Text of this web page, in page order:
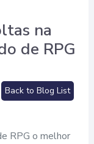
na
de RPG
Back to Blog List
RPG o melhor